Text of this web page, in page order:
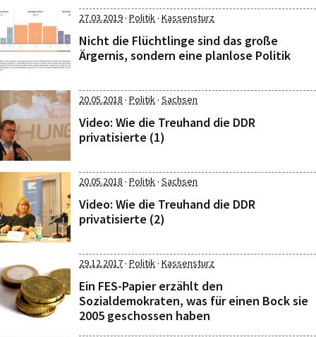
27.03.2019· Politik· Kassensturz
Nicht die Flüchtlinge sind das große
Ärgernis, sondern eine planlose Politik
20.05.2018 · Politik· Sachsen
Video: Wie die Treuhand die DDR
privatisierte (1)
20.05.2018 · Politik· Sachsen
Video: Wie die Treuhand die DDR
privatisierte (2)
29.12.2017· Politik· Kassensturz
Ein FES-Papier erzählt den
Sozialdemokraten, was für einen Bock sie
2005 geschossen haben